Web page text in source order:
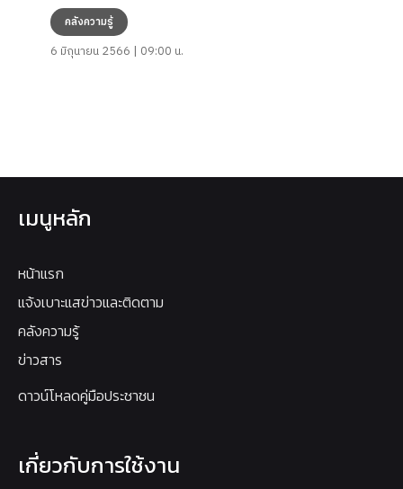
คลังความรู้
6 มิถุนายน 2566 | 09:00 น.
เมนูหลัก
หน้าแรก
แจ้งเบาะแสข่าวและติดตาม
คลังความรู้
ข่าวสาร
ดาวน์โหลดคู่มือประชาชน
เกี่ยวกับการใช้งาน